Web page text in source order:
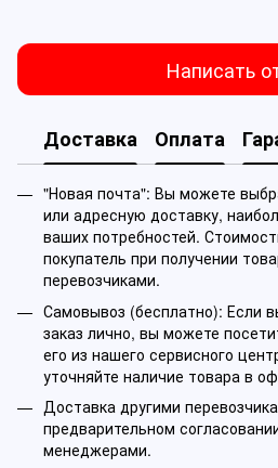
Написать
Доставка Оплата
"Новая почта": Вы можете
или адресную доставку,
ваших потребностей.
покупатель при получении
перевозчиками.
Самовывоз (бесплатно): Если
заказ лично, вы можете
его из нашего сервисного
уточняйте наличие товара в
Доставка другими
предварительном
менеджерами.